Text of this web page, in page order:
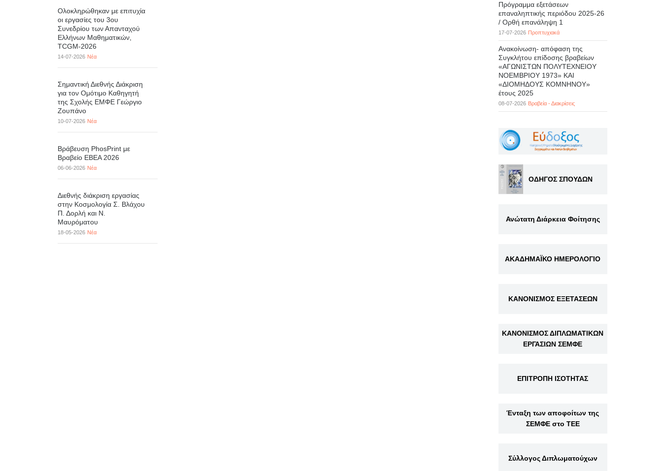
Ολοκληρώθηκαν με επιτυχία
οι εργασίες του 3ου
Συνεδρίου των Απανταχού
Ελλήνων Μαθηματικών,
TCGM-2026
14-07-2026 Νέα
Σημαντική Διεθνής Διάκριση
για τον Ομότιμο Καθηγητή
της Σχολής ΕΜΦΕ Γεώργιο
Ζουπάνο
10-07-2026 Νέα
Βράβευση PhosPrint με
Βραβείο ΕΒΕΑ 2026
06-06-2026 Νέα
Διεθνής διάκριση εργασίας
στην Κοσμολογία Σ. Βλάχου
Π. Δορλή και Ν.
Μαυρόματου
18-05-2026 Νέα
Πρόγραμμα εξετάσεων
επαναληπτικής περιόδου 2025-26
/ Ορθή επανάληψη 1
17-07-2026 Προπτυχιακά
Ανακοίνωση- απόφαση της
Συγκλήτου επίδοσης βραβείων
«ΑΓΩΝΙΣΤΩΝ ΠΟΛΥΤΕΧΝΕΙΟΥ
ΝΟΕΜΒΡΙΟΥ 1973» ΚΑΙ
«ΔΙΟΜΗΔΟΥΣ ΚΟΜΝΗΝΟΥ»
έτους 2025
08-07-2026 Βραβεία - Διακρίσεις
ΟΔΗΓΟΣ ΣΠΟΥΔΩΝ
Ανώτατη Διάρκεια Φοίτησης
ΑΚΑΔΗΜΑΪΚΟ ΗΜΕΡΟΛΟΓΙΟ
ΚΑΝΟΝΙΣΜΟΣ ΕΞΕΤΑΣΕΩΝ
ΚΑΝΟΝΙΣΜΟΣ ΔΙΠΛΩΜΑΤΙΚΩΝ
ΕΡΓΑΣΙΩΝ ΣΕΜΦΕ
ΕΠΙΤΡΟΠΗ ΙΣΟΤΗΤΑΣ
Ένταξη των αποφοίτων της
ΣΕΜΦΕ στο ΤΕΕ
Σύλλογος Διπλωματούχων